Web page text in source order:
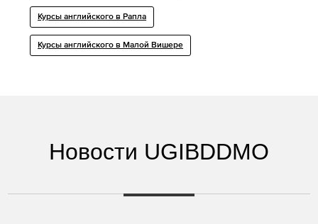
Курсы английского в Рапла
Курсы английского в Малой Вишере
Новости UGIBDDMO